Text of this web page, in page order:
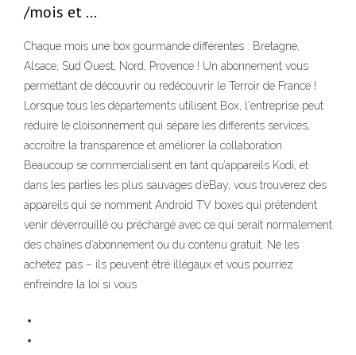
/mois et …
Chaque mois une box gourmande différentes : Bretagne,
Alsace, Sud Ouest, Nord, Provence ! Un abonnement vous
permettant de découvrir ou redécouvrir le Terroir de France !
Lorsque tous les départements utilisent Box, l'entreprise peut
réduire le cloisonnement qui sépare les différents services,
accroître la transparence et améliorer la collaboration.
Beaucoup se commercialisent en tant qu’appareils Kodi, et
dans les parties les plus sauvages d’eBay, vous trouverez des
appareils qui se nomment Android TV boxes qui prétendent
venir déverrouillé ou préchargé avec ce qui serait normalement
des chaînes d’abonnement ou du contenu gratuit. Ne les
achetez pas – ils peuvent être illégaux et vous pourriez
enfreindre la loi si vous